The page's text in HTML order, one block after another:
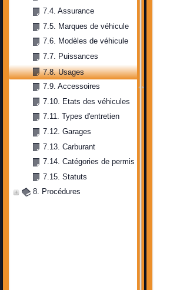
7.4. Assurance
7.5. Marques de véhicule
7.6. Modèles de véhicule
7.7. Puissances
7.8. Usages
7.9. Accessoires
7.10. Etats des véhicules
7.11. Types d'entretien
7.12. Garages
7.13. Carburant
7.14. Catégories de permis
7.15. Statuts
8. Procédures